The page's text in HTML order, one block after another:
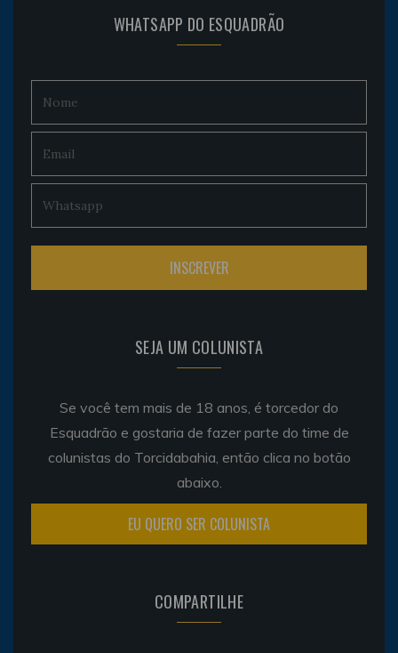
WHATSAPP DO ESQUADRÃO
SEJA UM COLUNISTA
Se você tem mais de 18 anos, é torcedor do
Esquadrão e gostaria de fazer parte do time de
colunistas do Torcidabahia, então clica no botão
abaixo.
EU QUERO SER COLUNISTA
COMPARTILHE